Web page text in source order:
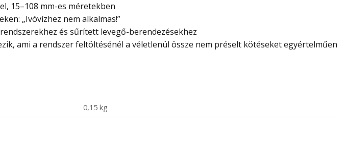
15–108 mm-es méretekben
„Ivóvízhez nem alkalmas!”
és sűrített levegő-berendezésekhez
ami a rendszer feltöltésénél a véletlenül össze nem préselt kötéseket egyértelműen
0,15 kg